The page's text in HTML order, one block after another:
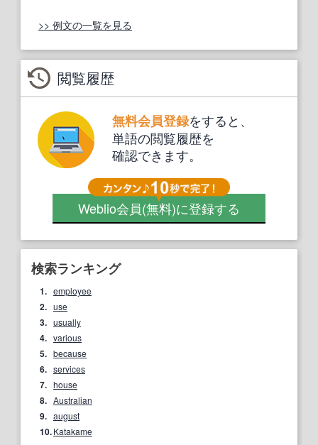
>> 例文の一覧を見る
閲覧履歴
無料会員登録をすると、
単語の閲覧履歴を
確認できます。
Weblio会員(無料)に登録する
検索ランキング
1. employee
2. use
3. usually
4. various
5. because
6. services
7. house
8. Australian
9. august
10.Katakame